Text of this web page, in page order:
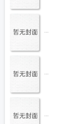
...
...
...